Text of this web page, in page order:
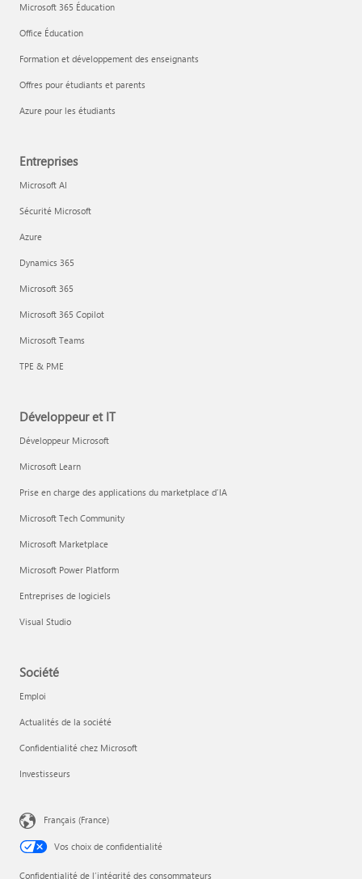
Microsoft 365 Éducation
Office Éducation
Formation et développement des enseignants
Offres pour étudiants et parents
Azure pour les étudiants
Entreprises
Microsoft AI
Sécurité Microsoft
Azure
Dynamics 365
Microsoft 365
Microsoft 365 Copilot
Microsoft Teams
TPE & PME
Développeur et IT
Développeur Microsoft
Microsoft Learn
Prise en charge des applications du marketplace d’IA
Microsoft Tech Community
Microsoft Marketplace
Microsoft Power Platform
Entreprises de logiciels
Visual Studio
Société
Emploi
Actualités de la société
Confidentialité chez Microsoft
Investisseurs
Français (France)
Vos choix de confidentialité
Confidentialité de l’intégrité des consommateurs